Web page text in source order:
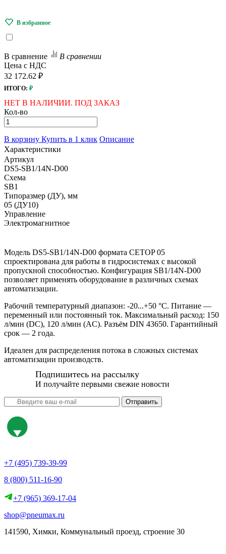
В сравнение
В сравнении
Цена с НДС
32 172.62 ₽
ИТОГО: ₽
НЕТ В НАЛИЧИИ. ПОД ЗАКАЗ
Кол-во
В корзину Купить в 1 клик Описание
Характеристики
Артикул
DS5-SB1/14N-D00
Схема
SB1
Типоразмер (ДУ), мм
05 (ДУ10)
Управление
Электромагнитное
Модель DS5-SB1/14N-D00 формата CETOP 05
спроектирована для работы в гидросистемах с высокой
пропускной способностью. Конфигурация SB1/14N-D00
позволяет применять оборудование в различных схемах
автоматизации.
Рабочий температурный диапазон: -20...+50 °C. Питание —
переменный или постоянный ток. Максимальный расход: 150
л/мин (DC), 120 л/мин (AC). Разъём DIN 43650. Гарантийный
срок — 2 года.
Идеален для распределения потока в сложных системах
автоматизации производств.
Подпишитесь на рассылку
И получайте первыми свежие новости
Отправить
+7 (495) 739-39-99
8 (800) 511-16-90
+7 (965) 369-17-04
shop@pneumax.ru
141590, Химки, Коммунальный проезд, строение 30